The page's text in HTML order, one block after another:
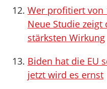
Wer profitiert von
Neue Studie
stärksten Wirkung
Biden hat die EU
jetzt wird es ernst